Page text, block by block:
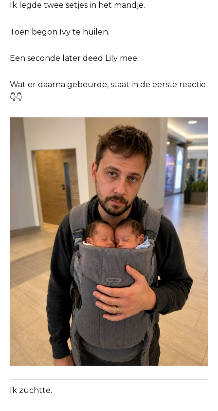
Ik legde twee setjes in het mandje.
Toen begon Ivy te huilen.
Een seconde later deed Lily mee.
Wat er daarna gebeurde, staat in de eerste reactie
👇👇
Ik zuchtte.